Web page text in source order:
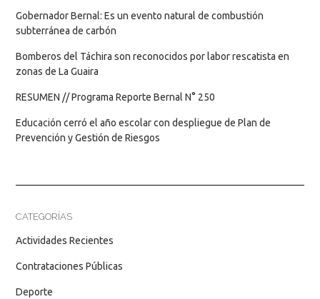
Gobernador Bernal: Es un evento natural de combustión
subterránea de carbón
Bomberos del Táchira son reconocidos por labor rescatista en
zonas de La Guaira
RESUMEN // Programa Reporte Bernal N° 250
Educación cerró el año escolar con despliegue de Plan de
Prevención y Gestión de Riesgos
CATEGORÍAS
Actividades Recientes
Contrataciones Públicas
Deporte